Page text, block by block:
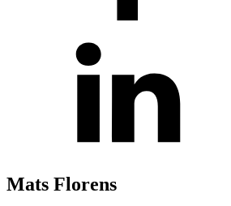
Axelkopplingar Kulskruvar
Mats Florens